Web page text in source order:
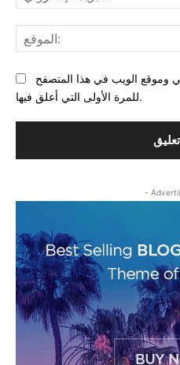
وموقع الويب في هذا المتصفح
للمرة الأولى التي أعلق فيها.
-